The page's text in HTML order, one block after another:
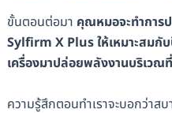
ขั้นตอนต่อมา คุณหมอจะทำการ
Sylfirm X Plus ให้เหมาะสมกั
เครื่องมาปล่อยพลังงานบริเว
ความรู้สึกตอนทำเราจะบอกว่า